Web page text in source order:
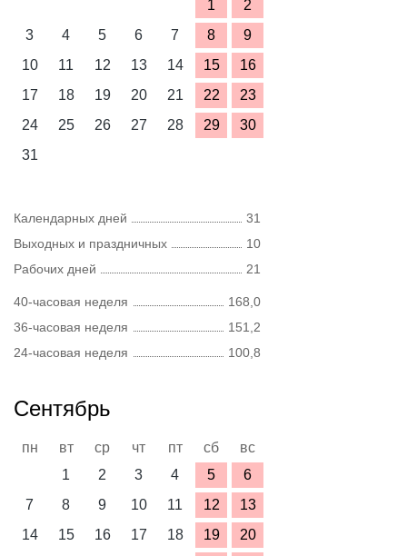
1
2
3
4 5 6 7 8
9
10
11 12 13 14 15
16
17
18 19 20 21 22
23
24
25 26 27 28 29
30
31
Календарных дней
31
Выходных и праздничных
10
Рабочих дней
21
40-часовая неделя
168,0
36-часовая неделя
151,2
24-часовая неделя
100,8
Сентябрь
пн вт ср чт пт сб
вс
1
2 3 4 5
6
7
8 9 10 11 12
13
14
15 16 17 18 19
20